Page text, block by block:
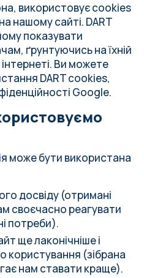
використовує cookies
нашому сайті. DART
показувати
ґрунтуючись на їхній
інтернеті. Ви можете
DART cookies,
Google.
може бути використана
досвіду (отримані
своєчасно реагувати
потреби).
ще лаконічніше і
користування (зібрана
нам ставати краще).